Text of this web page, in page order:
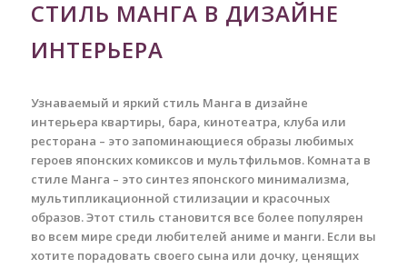
СТИЛЬ МАНГА В ДИЗАЙНЕ
ИНТЕРЬЕРА
Узнаваемый и яркий стиль Манга в дизайне
интерьера квартиры, бара, кинотеатра, клуба или
ресторана – это запоминающиеся образы любимых
героев японских комиксов и мультфильмов. Комната в
стиле Манга – это синтез японского минимализма,
мультипликационной стилизации и красочных
образов. Этот стиль становится все более популярен
во всем мире среди любителей аниме и манги. Если вы
хотите порадовать своего сына или дочку, ценящих